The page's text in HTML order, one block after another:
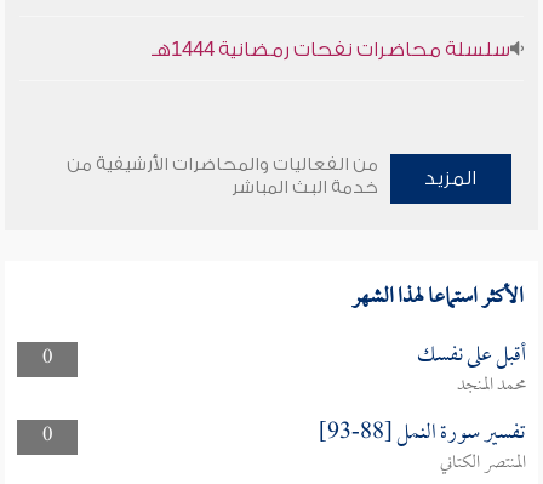
سلسلة محاضرات نفحات رمضانية 1444هـ
المزيد
من الفعاليات والمحاضرات الأرشيفية من
خدمة البث المباشر
الأكثر استماعا لهذا الشهر
0 أقبل على نفسك
محمد المنجد
0
تفسير سورة النمل [88-93]
المنتصر الكتاني